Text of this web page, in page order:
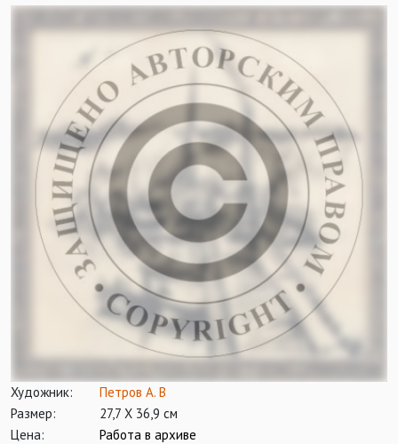
Художник:
Петров А. В
Размер:
27,7 Х 36,9 см
Цена:
Работа в архиве